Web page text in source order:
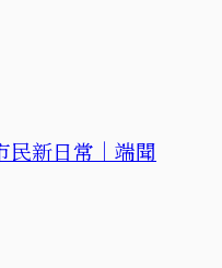
民新日常｜端聞